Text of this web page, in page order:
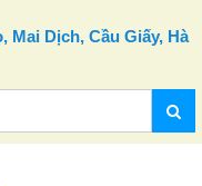
Mai Dịch, Cầu Giấy, Hà